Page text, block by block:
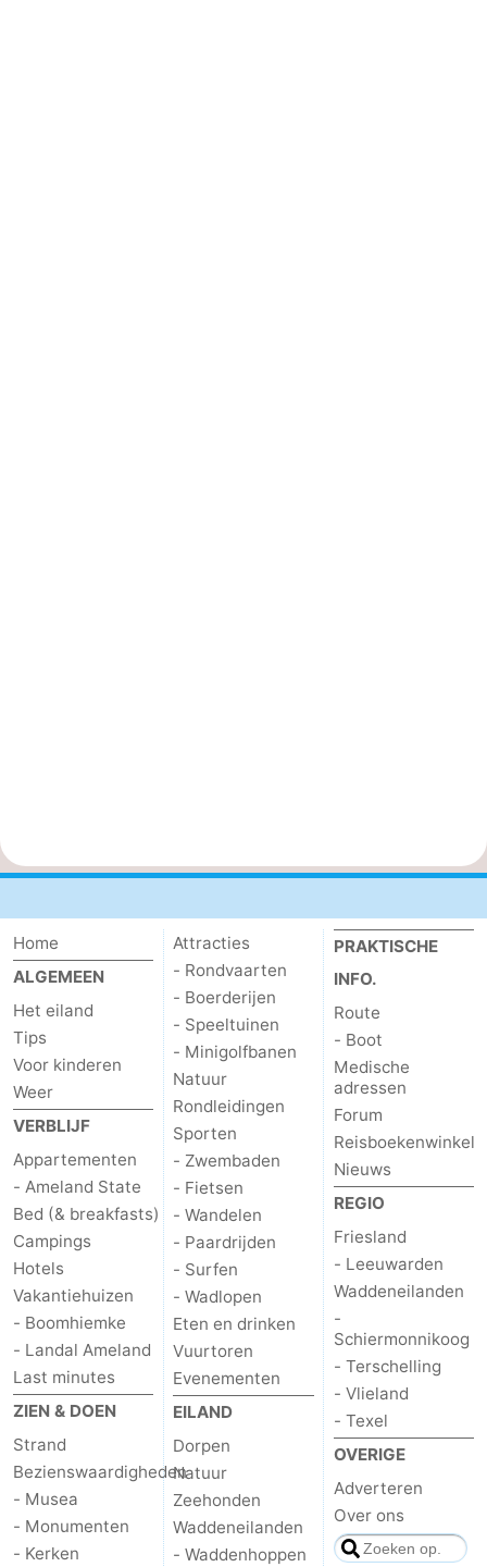
Home
ALGEMEEN
Het eiland
Tips
Voor kinderen
Weer
VERBLIJF
Appartementen
- Ameland State
Bed (& breakfasts)
Campings
Hotels
Vakantiehuizen
- Boomhiemke
- Landal Ameland
Last minutes
ZIEN & DOEN
Strand
Bezienswaardigheden
- Musea
- Monumenten
- Kerken
Attracties
- Rondvaarten
- Boerderijen
- Speeltuinen
- Minigolfbanen
Natuur
Rondleidingen
Sporten
- Zwembaden
- Fietsen
- Wandelen
- Paardrijden
- Surfen
- Wadlopen
Eten en drinken
Vuurtoren
Evenementen
EILAND
Dorpen
Natuur
Zeehonden
Waddeneilanden
- Waddenhoppen
PRAKTISCHE
INFO.
Route
- Boot
Medische
adressen
Forum
Reisboekenwinkel
Nieuws
REGIO
Friesland
- Leeuwarden
Waddeneilanden
-
Schiermonnikoog
- Terschelling
- Vlieland
- Texel
OVERIGE
Adverteren
Over ons